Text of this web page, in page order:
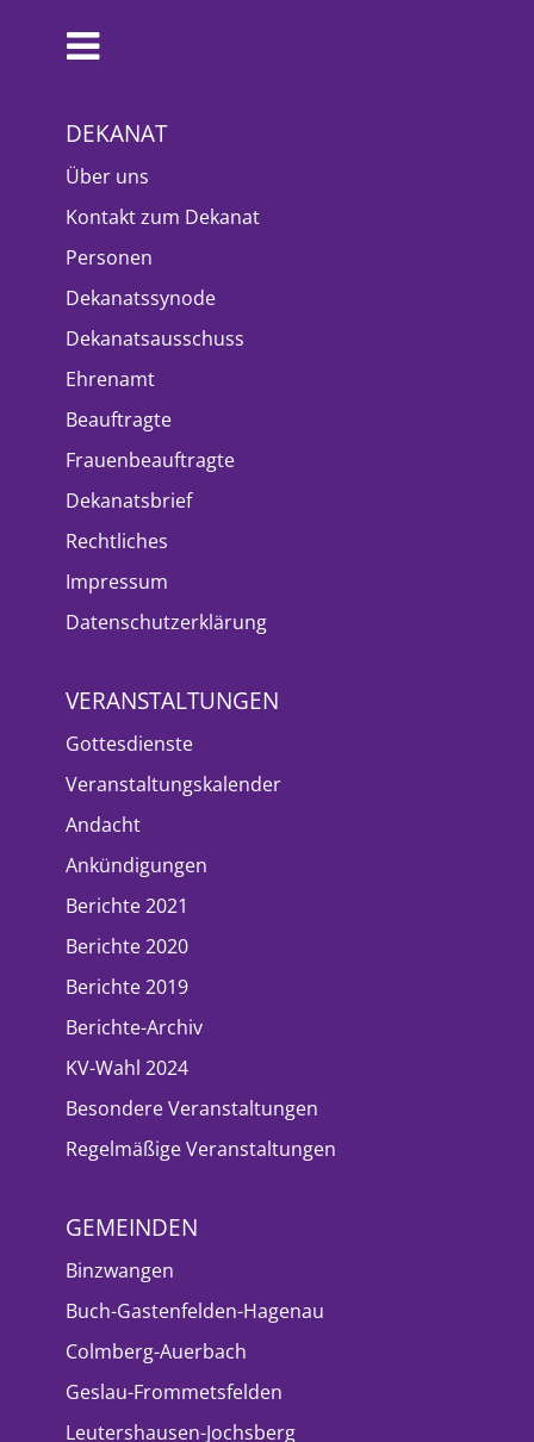
DEKANAT
Über uns
Kontakt zum Dekanat
Personen
Dekanatssynode
Dekanatsausschuss
Ehrenamt
Beauftragte
Frauenbeauftragte
Dekanatsbrief
Rechtliches
Impressum
Datenschutzerklärung
VERANSTALTUNGEN
Gottesdienste
Veranstaltungskalender
Andacht
Ankündigungen
Berichte 2021
Berichte 2020
Berichte 2019
Berichte-Archiv
KV-Wahl 2024
Besondere Veranstaltungen
Regelmäßige Veranstaltungen
GEMEINDEN
Binzwangen
Buch-Gastenfelden-Hagenau
Colmberg-Auerbach
Geslau-Frommetsfelden
Leutershausen-Jochsberg